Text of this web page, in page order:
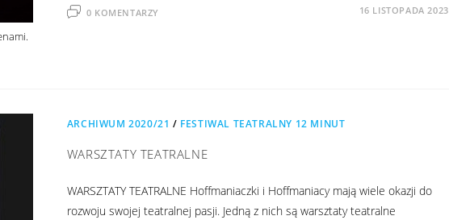
0 KOMENTARZY 16 LISTOPADA 2023
ARCHIWUM 2020/21 / FESTIWAL TEATRALNY 12 MINUT
WARSZTATY TEATRALNE
WARSZTATY TEATRALNE Hoffmaniaczki i Hoffmaniacy mają wiele okazji do
rozwoju swojej teatralnej pasji. Jedną z nich są warsztaty teatralne